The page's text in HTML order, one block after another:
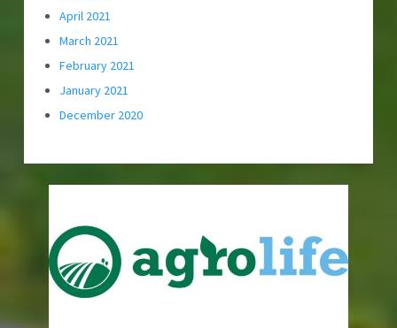
April 2021
March 2021
February 2021
January 2021
December 2020